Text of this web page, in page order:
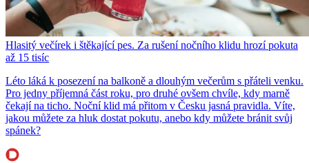
Hlasitý večírek i štěkající pes. Za rušení nočního klidu hrozí pokuta
až 15 tisíc
Léto láká k posezení na balkoně a dlouhým večerům s přáteli venku.
Pro jedny příjemná část roku, pro druhé ovšem chvíle, kdy marně
čekají na ticho. Noční klid má přitom v Česku jasná pravidla. Víte,
jakou můžete za hluk dostat pokutu, anebo kdy můžete bránit svůj
spánek?